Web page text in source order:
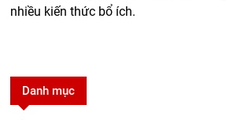
nhiều kiến thức bổ ích.
Danh mục